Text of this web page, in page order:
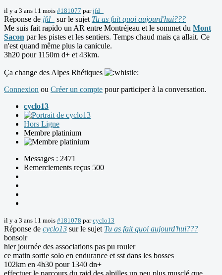
il y a 3 ans 11 mois #181077 parjfd_
Réponse de jfd_ sur le sujet Tu as fait quoi aujourd'hui???
Me suis fait rapido un AR entre Montréjeau et le sommet du Mont
Sacon par les pistes et les sentiers. Temps chaud mais ça allait. Ce
n'est quand même plus la canicule.
3h20 pour 1150m d+ et 43km.
Ça change des Alpes Rhétiques
Connexion ou Créer un compte pour participer à la conversation.
cyclo13
Hors Ligne
Membre platinium
Messages : 2471
Remerciements reçus 500
il y a 3 ans 11 mois #181078 parcyclo13
Réponse de cyclo13 sur le sujet Tu as fait quoi aujourd'hui???
bonsoir
hier journée des associations pas pu rouler
ce matin sortie solo en endurance et sst dans les bosses
102km en 4h30 pour 1340 dn+